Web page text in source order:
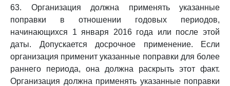
63. Организация должна применять указанные
поправки в отношении годовых периодов,
начинающихся 1 января 2016 года или после этой
даты. Допускается досрочное применение. Если
организация применит указанные поправки для более
раннего периода, она должна раскрыть этот факт.
Организация должна применять указанные поправки